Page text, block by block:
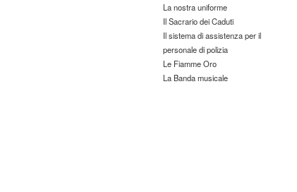
La nostra uniforme
Il Sacrario dei Caduti
Il sistema di assistenza per il
personale di polizia
Le Fiamme Oro
La Banda musicale